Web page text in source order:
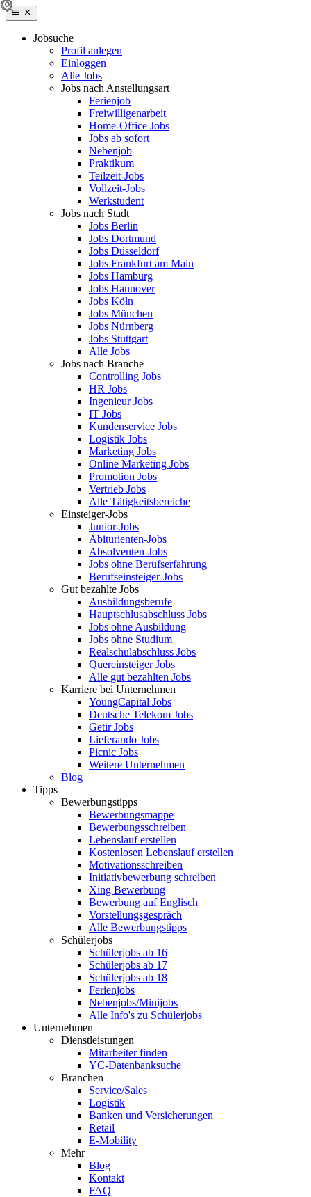
Jobsuche
Profil anlegen
Einloggen
Alle Jobs
Jobs nach Anstellungsart
Ferienjob
Freiwilligenarbeit
Home-Office Jobs
Jobs ab sofort
Nebenjob
Praktikum
Teilzeit-Jobs
Vollzeit-Jobs
Werkstudent
Jobs nach Stadt
Jobs Berlin
Jobs Dortmund
Jobs Düsseldorf
Jobs Frankfurt am Main
Jobs Hamburg
Jobs Hannover
Jobs Köln
Jobs München
Jobs Nürnberg
Jobs Stuttgart
Alle Jobs
Jobs nach Branche
Controlling Jobs
HR Jobs
Ingenieur Jobs
IT Jobs
Kundenservice Jobs
Logistik Jobs
Marketing Jobs
Online Marketing Jobs
Promotion Jobs
Vertrieb Jobs
Alle Tätigkeitsbereiche
Einsteiger-Jobs
Junior-Jobs
Abiturienten-Jobs
Absolventen-Jobs
Jobs ohne Berufserfahrung
Berufseinsteiger-Jobs
Gut bezahlte Jobs
Ausbildungsberufe
Hauptschlusabschluss Jobs
Jobs ohne Ausbildung
Jobs ohne Studium
Realschulabschluss Jobs
Quereinsteiger Jobs
Alle gut bezahlten Jobs
Karriere bei Unternehmen
YoungCapital Jobs
Deutsche Telekom Jobs
Getir Jobs
Lieferando Jobs
Picnic Jobs
Weitere Unternehmen
Blog
Tipps
Bewerbungstipps
Bewerbungsmappe
Bewerbungsschreiben
Lebenslauf erstellen
Kostenlosen Lebenslauf erstellen
Motivationsschreiben
Initiativbewerbung schreiben
Xing Bewerbung
Bewerbung auf Englisch
Vorstellungsgespräch
Alle Bewerbungstipps
Schülerjobs
Schülerjobs ab 16
Schülerjobs ab 17
Schülerjobs ab 18
Ferienjobs
Nebenjobs/Minijobs
Alle Info's zu Schülerjobs
Unternehmen
Dienstleistungen
Mitarbeiter finden
YC-Datenbanksuche
Branchen
Service/Sales
Logistik
Banken und Versicherungen
Retail
E-Mobility
Mehr
Blog
Kontakt
FAQ